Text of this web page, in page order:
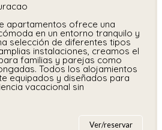
apartamentos ofrece una
en un entorno tranquilo y
selección de diferentes tipos
instalaciones, creamos el
familias y parejas como
Todos los alojamientos
equipados y diseñados para
vacacional sin
Ver/reservar